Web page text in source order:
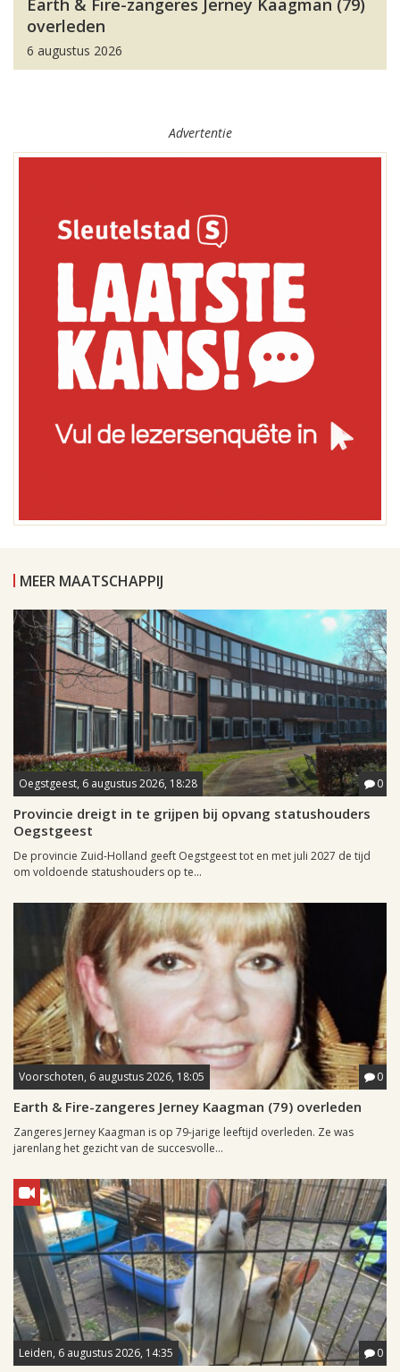
Earth & Fire-zangeres Jerney Kaagman (79)
overleden
6 augustus 2026
Advertentie
MEER MAATSCHAPPIJ
Oegstgeest, 6 augustus 2026, 18:28 0
Provincie dreigt in te grijpen bij opvang statushouders
Oegstgeest
De provincie Zuid-Holland geeft Oegstgeest tot en met juli 2027 de tijd
om voldoende statushouders op te...
Voorschoten, 6 augustus 2026, 18:05 0
Earth & Fire-zangeres Jerney Kaagman (79) overleden
Zangeres Jerney Kaagman is op 79-jarige leeftijd overleden. Ze was
jarenlang het gezicht van de succesvolle...
Leiden, 6 augustus 2026, 14:35 0